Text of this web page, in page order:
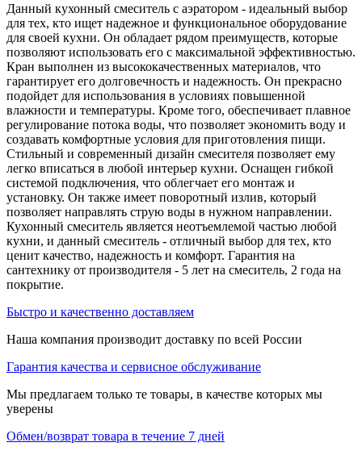
Данный кухонный смеситель с аэратором - идеальный выбор
для тех, кто ищет надежное и функциональное оборудование
для своей кухни. Он обладает рядом преимуществ, которые
позволяют использовать его с максимальной эффективностью.
Кран выполнен из высококачественных материалов, что
гарантирует его долговечность и надежность. Он прекрасно
подойдет для использования в условиях повышенной
влажности и температуры. Кроме того, обеспечивает плавное
регулирование потока воды, что позволяет экономить воду и
создавать комфортные условия для приготовления пищи.
Стильный и современный дизайн смесителя позволяет ему
легко вписаться в любой интерьер кухни. Оснащен гибкой
системой подключения, что облегчает его монтаж и
установку. Он также имеет поворотный излив, который
позволяет направлять струю воды в нужном направлении.
Кухонный смеситель является неотъемлемой частью любой
кухни, и данный смеситель - отличный выбор для тех, кто
ценит качество, надежность и комфорт. Гарантия на
сантехнику от производителя - 5 лет на смеситель, 2 года на
покрытие.
Быстро и качественно доставляем
Наша компания производит доставку по всей России
Гарантия качества и сервисное обслуживание
Мы предлагаем только те товары, в качестве которых мы
уверены
Обмен/возврат товара в течение 7 дней